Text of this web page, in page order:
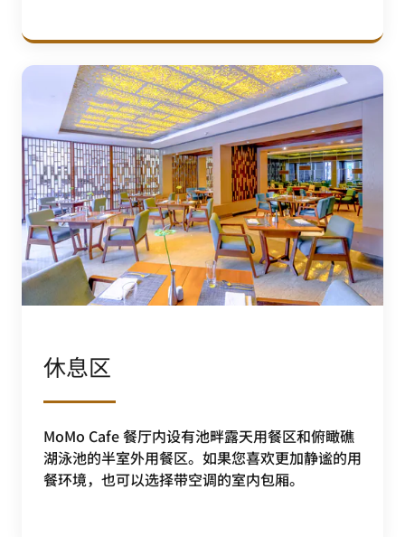
休息区
MoMo Cafe 餐厅内设有池畔露天用餐区和俯瞰礁
湖泳池的半室外用餐区。如果您喜欢更加静谧的用
餐环境，也可以选择带空调的室内包厢。